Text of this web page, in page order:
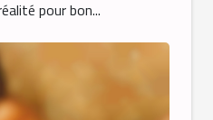
pour bon...